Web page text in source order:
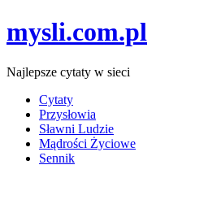
mysli.com.pl
Najlepsze cytaty w sieci
Cytaty
Przysłowia
Sławni Ludzie
Mądrości Życiowe
Sennik